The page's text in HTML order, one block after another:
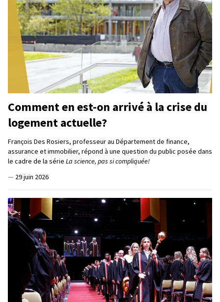
Comment en est-on arrivé à la crise du
logement actuelle?
François Des Rosiers, professeur au Département de finance,
assurance et immobilier, répond à une question du public posée dans
le cadre de la série La science, pas si compliquée!
— 29 juin 2026